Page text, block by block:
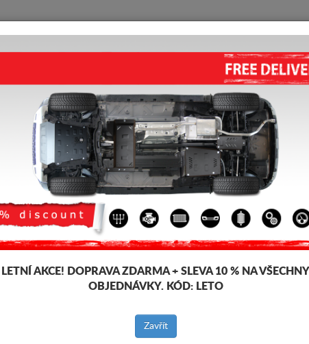
KRYT POD MOTOR HOME DOPRAVA FEEDBACK
kryty motoru a převodovky určené pro vozidla Chevrolet. Je
se všemi potřebnými montážními doplňky. Neovlivňuje záruku
pod motor Chevrolet Aveo
-5%
LETNÍ AKCE! DOPRAVA ZDARMA + SLEVA 10 % NA VŠECHNY
OBJEDNÁVKY. KÓD: LETO
Zavřít